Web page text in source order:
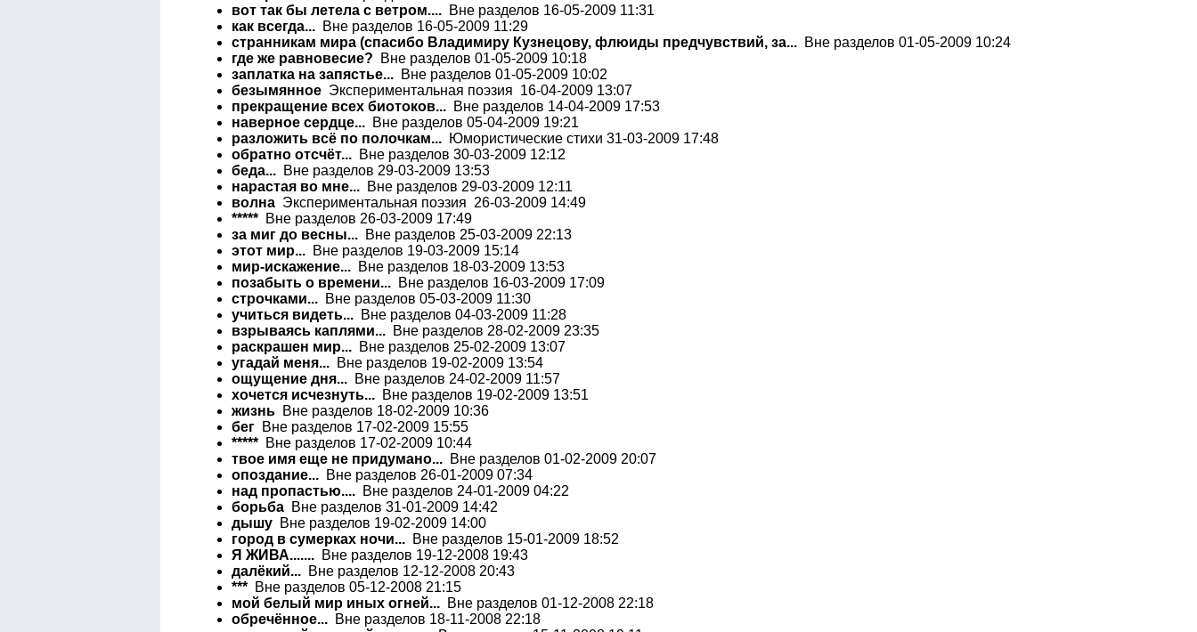
вот так бы летела с ветром.... Вне разделов 16-05-2009 11:31
как всегда... Вне разделов 16-05-2009 11:29
странникам мира (спасибо Владимиру Кузнецову, флюиды предчувствий, за... Вне разделов 01-05-2009 10:24
где же равновесие? Вне разделов 01-05-2009 10:18
заплатка на запястье... Вне разделов 01-05-2009 10:02
безымянное Экспериментальная поэзия 16-04-2009 13:07
прекращение всех биотоков... Вне разделов 14-04-2009 17:53
наверное сердце... Вне разделов 05-04-2009 19:21
разложить всё по полочкам... Юмористические стихи 31-03-2009 17:48
обратно отсчёт... Вне разделов 30-03-2009 12:12
беда... Вне разделов 29-03-2009 13:53
нарастая во мне... Вне разделов 29-03-2009 12:11
волна Экспериментальная поэзия 26-03-2009 14:49
***** Вне разделов 26-03-2009 17:49
за миг до весны... Вне разделов 25-03-2009 22:13
этот мир... Вне разделов 19-03-2009 15:14
мир-искажение... Вне разделов 18-03-2009 13:53
позабыть о времени... Вне разделов 16-03-2009 17:09
строчками... Вне разделов 05-03-2009 11:30
учиться видеть... Вне разделов 04-03-2009 11:28
взрываясь каплями... Вне разделов 28-02-2009 23:35
раскрашен мир... Вне разделов 25-02-2009 13:07
угадай меня... Вне разделов 19-02-2009 13:54
ощущение дня... Вне разделов 24-02-2009 11:57
хочется исчезнуть... Вне разделов 19-02-2009 13:51
жизнь Вне разделов 18-02-2009 10:36
бег Вне разделов 17-02-2009 15:55
***** Вне разделов 17-02-2009 10:44
твое имя еще не придумано... Вне разделов 01-02-2009 20:07
опоздание... Вне разделов 26-01-2009 07:34
над пропастью.... Вне разделов 24-01-2009 04:22
борьба Вне разделов 31-01-2009 14:42
дышу Вне разделов 19-02-2009 14:00
город в сумерках ночи... Вне разделов 15-01-2009 18:52
Я ЖИВА....... Вне разделов 19-12-2008 19:43
далёкий... Вне разделов 12-12-2008 20:43
*** Вне разделов 05-12-2008 21:15
мой белый мир иных огней... Вне разделов 01-12-2008 22:18
обречённое... Вне разделов 18-11-2008 22:18